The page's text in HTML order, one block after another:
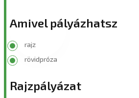
Amivel pályázhatsz
rajz
rövidpróza
Rajzpályázat